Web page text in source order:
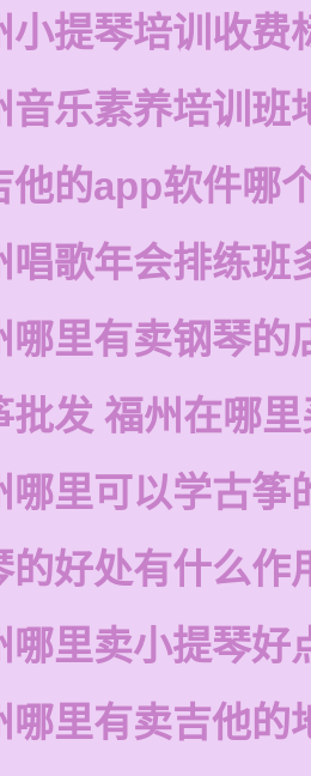
小提琴培训收费
音乐素养培训班
他的app软件哪
唱歌年会排练班
哪里有卖钢琴的
批发 福州在哪
哪里可以学古筝
的好处有什么作
哪里卖小提琴好
哪里有卖吉他的